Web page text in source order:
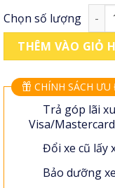
Chọn số lượng Xe
THÊM VÀO GIỎ
CHÍNH SÁCH
Trả góp lãi
Visa/Mastercard
Đổi xe cũ lấy
Bảo dưỡng